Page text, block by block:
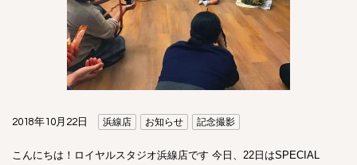
2018年10月22日 浜線店 お知らせ 記念撮影
こんにちは！ロイヤルスタジオ浜線店です 今日、22日はSPECIAL